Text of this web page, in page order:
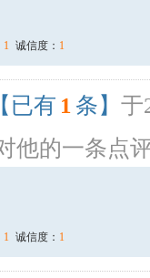
1 诚信度： 1
【已有 1 条】 于
他的一条点
1 诚信度： 1